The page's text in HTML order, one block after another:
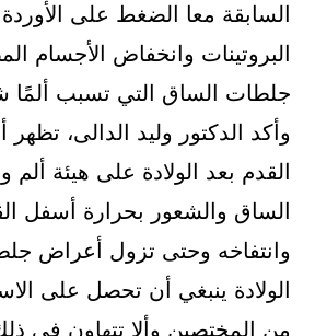
السابقة معا الضغط على الأوردة
البروتينات وانخفاض الأجسام
جلطات الساق التي تسبب ألمًا
وأكد الدكتور وليد الدالى،
القدم بعد الولادة على هيئة
الساق والشعور بحرارة أسفل
وانتفاخه وحتى تزول أعراض
الولادة ينبغي أن تحصل على
من المختصين وألا تتهاون في